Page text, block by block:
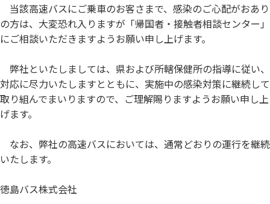
当該高速バスにご乗車のお客さまで、感染のご心配がおあり
の方は、大変恐れ入りますが「帰国者・接触者相談センター」
にご相談いただきますようお願い申し上げます。
弊社といたしましては、県および所轄保健所の指導に従い、
対応に尽力いたしますとともに、実施中の感染対策に継続して
取り組んでまいりますので、ご理解賜りますようお願い申し上
げます。
なお、弊社の高速バスにおいては、通常どおりの運行を継続
いたします。
徳島バス株式会社